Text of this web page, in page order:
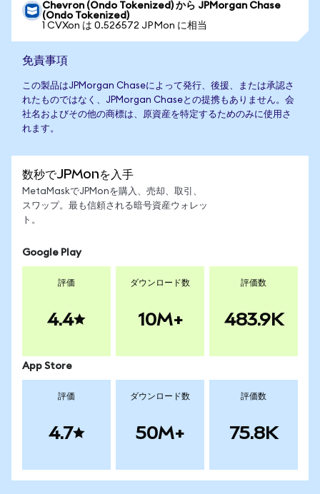
Chevron (Ondo Tokenized) から JPMorgan Chase
(Ondo Tokenized)
1 CVXon は 0.526572 JPMon に相当
免責事項
この製品はJPMorgan Chaseによって発行、後援、または承認さ
れたものではなく、JPMorgan Chaseとの提携もありません。会
社名およびその他の商標は、原資産を特定するためのみに使用さ
れます。
数秒でJPMonを入手
MetaMaskでJPMonを購入、売却、取引、
スワップ。最も信頼される暗号資産ウォレッ
ト。
Google Play
評価
4.4
ダウンロード数
10M+
評価数
483.9K
App Store
評価
4.7
ダウンロード数
50M+
評価数
75.8K